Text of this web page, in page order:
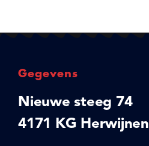
Gegevens
Nieuwe steeg 74
4171 KG Herwijnen